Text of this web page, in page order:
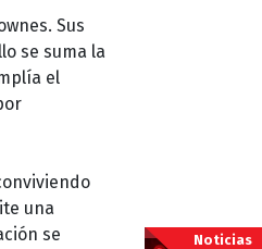
Sus
se suma la
el
una
se
Noticias